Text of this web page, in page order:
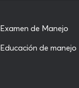
Examen de Manejo
Educación de manejo